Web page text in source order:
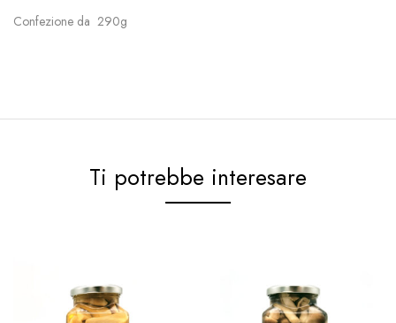
Confezione da 290g
Ti potrebbe interesare